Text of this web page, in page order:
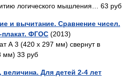
логического мышления… 63 руб
и вычитание. Сравнение чисел.
плакат. ФГОС (2013)
А 3 (420 х 297 мм) свернут в
мм) 33 руб
Для детей 2-4 лет